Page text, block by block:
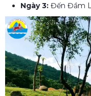
Ngày 3: Đến Đầm